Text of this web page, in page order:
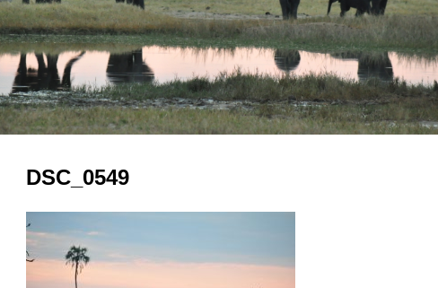
DSC_0549